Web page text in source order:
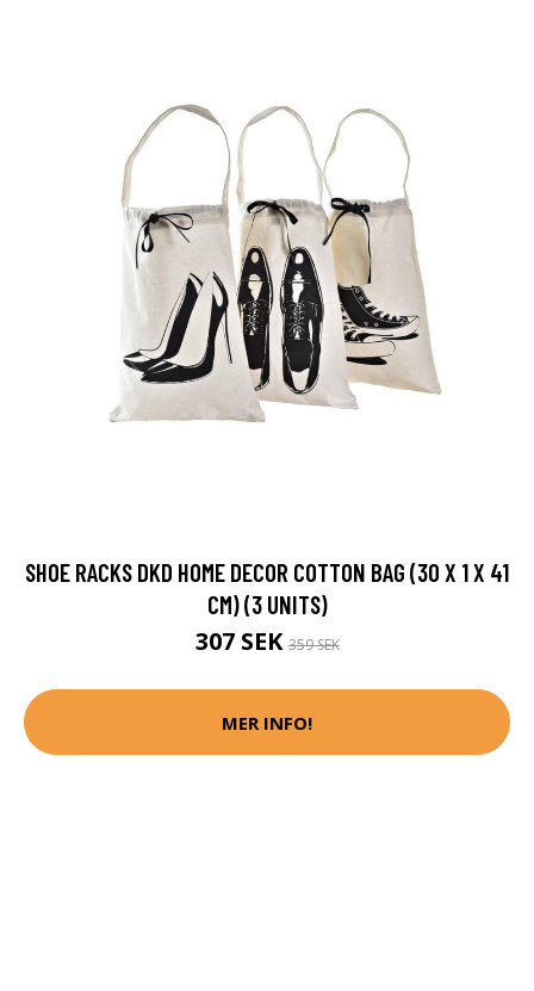
SHOE RACKS DKD HOME DECOR COTTON BAG (30 X 1 X 41
CM) (3 UNITS)
307 SEK359 SEK
MER INFO!